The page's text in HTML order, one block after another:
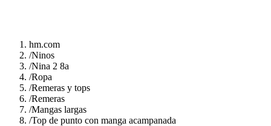
hm.com
/Ninos
/Nina 2 8a
/Ropa
/Remeras y tops
/Remeras
/Mangas largas
/Top de punto con manga acampanada